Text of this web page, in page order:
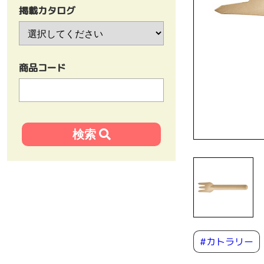
掲載カタログ
商品コード
#カトラリー